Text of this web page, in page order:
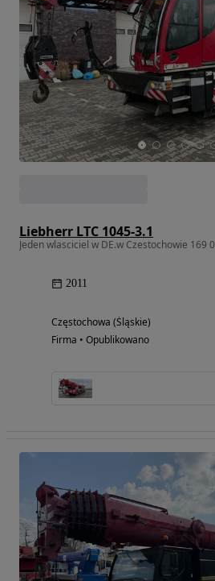
Liebherr LTC 1045-3.1
Jeden wlasciciel w DE.w Czestochowie 169
2011
Częstochowa (Śląskie)
Firma • Opublikowano